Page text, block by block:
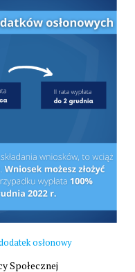
osłonowy
Społecznej